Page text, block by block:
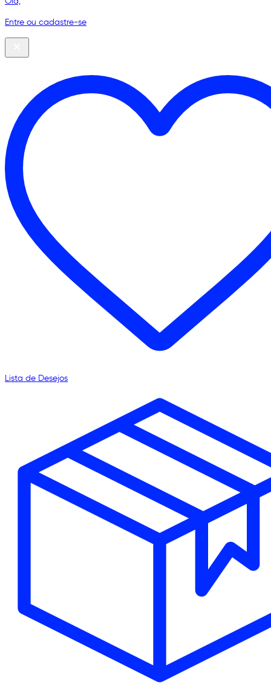
Entre ou cadastre-se
Lista de Desejos